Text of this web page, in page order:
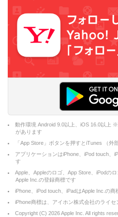
動作環境 Android 9.0以上、iOS 16.0以上
があります
「App Store」ボタンを押すとiTunes （外
アプリケーションはiPhone、iPod touch、
す
Apple、Appleのロゴ、App Store、iPodの
Apple Inc.の登録商標です
iPhone、iPod touch、iPadはApple Inc.の商
iPhone商標は、アイホン株式会社のライ
Copyright (C) 2026Apple Inc. All rights